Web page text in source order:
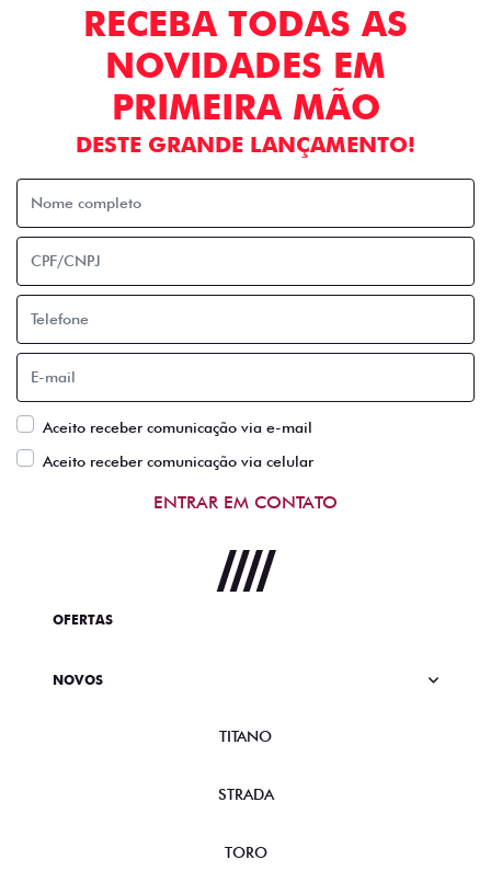
RECEBA TODAS AS
NOVIDADES EM
PRIMEIRA MÃO
DESTE GRANDE LANÇAMENTO!
Aceito receber comunicação via e-mail
Aceito receber comunicação via celular
ENTRAR EM CONTATO
OFERTAS
NOVOS
TITANO
STRADA
TORO